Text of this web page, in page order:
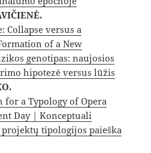
Collapse versus a
of a New
genotipas: naujosios
hipotezė versus lūžis
for a Typology of Opera
Day | Konceptuali
tipologijos paieška